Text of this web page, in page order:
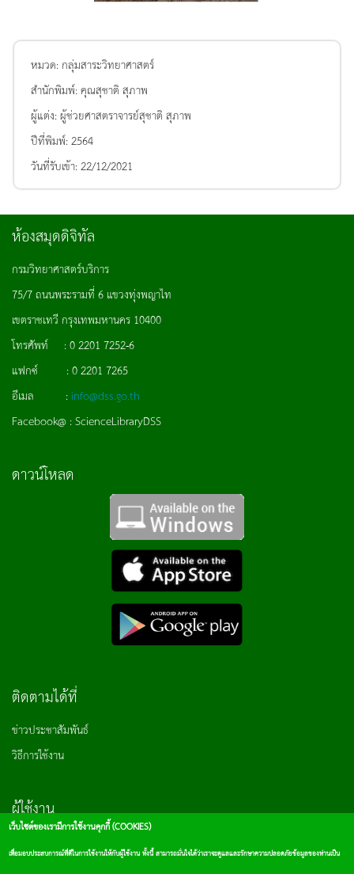
หมวด: กลุ่มสาระวิทยาศาสตร์
สำนักพิมพ์:คุณสุชาติ สุภาพ
ผู้แต่ง:ผู้ช่วยศาสตราจารย์สุชาติ สุภาพ
ปีที่พิมพ์:2564
วันที่รับเข้า:22/12/2021
ห้องสมุดดิจิทัล
กรมวิทยาศาสตร์บริการ
75/7 ถนนพระรามที่ 6 แขวงทุ่งพญาไท
เขตราชเทวี กรุงเทพมหานคร 10400
โทรศัพท์ : 0 2201 7252-6
แฟกซ์ : 0 2201 7265
อีเมล : info@dss.go.th
Facebook@ : ScienceLibraryDSS
ดาวน์โหลด
ติดตามได้ที่
ข่าวประชาสัมพันธ์
วิธีการใช้งาน
ผู้ใช้งาน
เข้าสู่ระบบ
เว็บไซต์ของเรามีการใช้งานคุกกี้ (COOKIES)
เพื่อมอบประสบการณ์ที่ดีในการใช้งานให้กับผู้ใช้งาน ทั้งนี้ สามารถมั่นใจได้ว่าเราจะดูแลและรักษาความปลอดภัยข้อมูลของท่านเป็น